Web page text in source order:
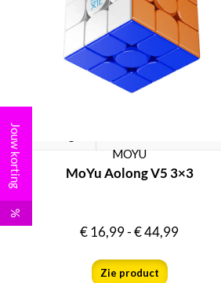
Core design
Aanvullende informatie
Gewicht
MOYU
MoYu Aolong V5 3×3
€16,99-€44,99
Zie product
Jouw korting
%